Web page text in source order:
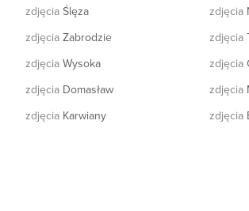
zdjęcia Ślęza
zdjęcia Zabrodzie
zdjęcia Wysoka
zdjęcia Domasław
zdjęcia Karwiany
zdjęcia
zdjęcia
zdjęcia
zdjęcia
zdjęcia